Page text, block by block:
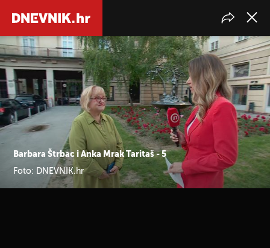
Barbara Štrbac i Anka Mrak Taritaš - 5
Foto: DNEVNIK.hr